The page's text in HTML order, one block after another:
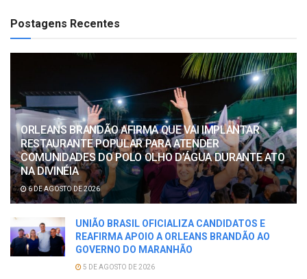
Postagens Recentes
ORLEANS BRANDÃO AFIRMA QUE VAI IMPLANTAR
RESTAURANTE POPULAR PARA ATENDER
COMUNIDADES DO POLO OLHO D’ÁGUA DURANTE ATO
NA DIVINÉIA
6 DE AGOSTO DE 2026
UNIÃO BRASIL OFICIALIZA CANDIDATOS E
REAFIRMA APOIO A ORLEANS BRANDÃO AO
GOVERNO DO MARANHÃO
5 DE AGOSTO DE 2026